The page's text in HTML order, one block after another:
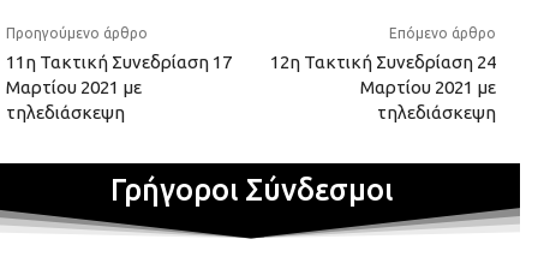
Προηγούμενο άρθρο
11η Τακτική Συνεδρίαση 17
Μαρτίου 2021 με
τηλεδιάσκεψη
Επόμενο άρθρο
12η Τακτική Συνεδρίαση 24
Μαρτίου 2021 με
τηλεδιάσκεψη
Γρήγοροι Σύνδεσμοι